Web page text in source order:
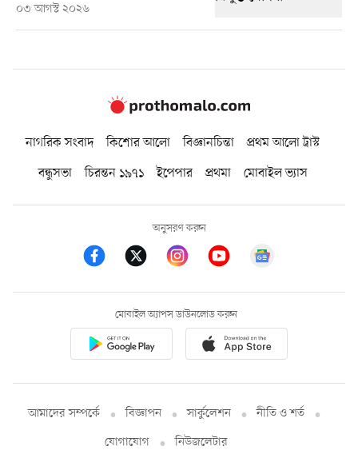
০৩ আগস্ট ২০২৬
নাগরিক সংবাদ কিশোর আলো বিজ্ঞানচিন্তা
প্রথম আলো ট্রাস্ট
বন্ধুসভা
চিরন্তন ১৯৭১ ইপেপার প্রথমা মোবাইল ভ্যাস
অনুসরণ করুন
মোবাইল অ্যাপস ডাউনলোড করুন
আমাদের সম্পর্কে বিজ্ঞাপন সার্কুলেশন
নীতি ও শর্ত
যোগাযোগ
নিউজলেটার